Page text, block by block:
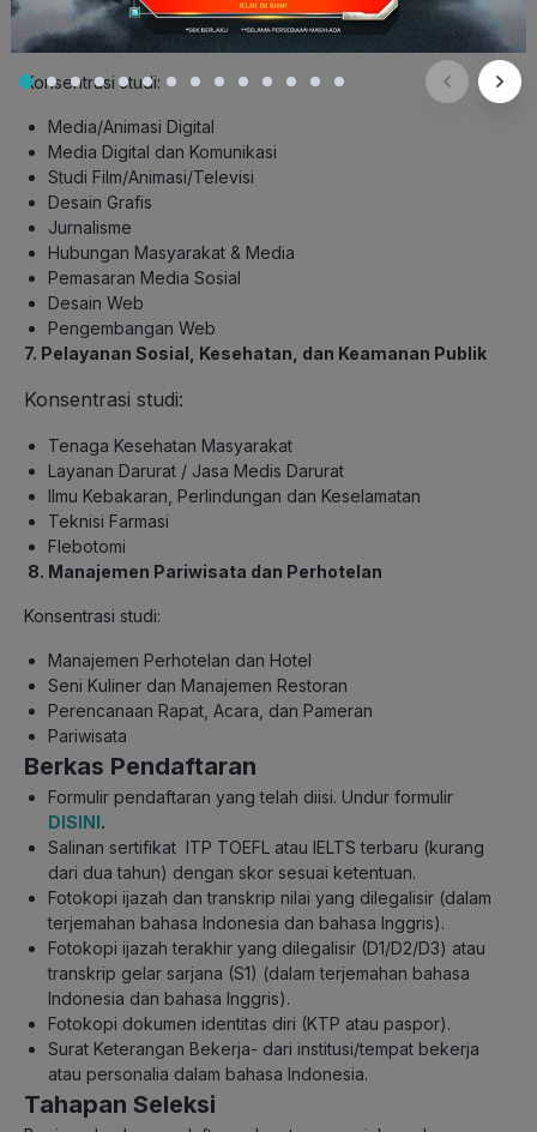
Teknologi Internetworking Komputer (CIT)
6. Media
Konsentrasi studi:
Media/Animasi Digital
Media Digital dan Komunikasi
Studi Film/Animasi/Televisi
Desain Grafis
Jurnalisme
Hubungan Masyarakat & Media
Pemasaran Media Sosial
Desain Web
Pengembangan Web
7. Pelayanan Sosial, Kesehatan, dan Keamanan Publik
Konsentrasi studi:
Tenaga Kesehatan Masyarakat
Layanan Darurat / Jasa Medis Darurat
Ilmu Kebakaran, Perlindungan dan Keselamatan
Teknisi Farmasi
Flebotomi
8. Manajemen Pariwisata dan Perhotelan
Konsentrasi studi:
Manajemen Perhotelan dan Hotel
Seni Kuliner dan Manajemen Restoran
Perencanaan Rapat, Acara, dan Pameran
Pariwisata
Berkas Pendaftaran
Formulir pendaftaran yang telah diisi. Undur formulir
DISINI.
Salinan sertifikat ITP TOEFL atau IELTS terbaru (kurang
dari dua tahun) dengan skor sesuai ketentuan.
Fotokopi ijazah dan transkrip nilai yang dilegalisir (dalam
terjemahan bahasa Indonesia dan bahasa Inggris).
Fotokopi ijazah terakhir yang dilegalisir (D1/D2/D3) atau
transkrip gelar sarjana (S1) (dalam terjemahan bahasa
Indonesia dan bahasa Inggris).
Fotokopi dokumen identitas diri (KTP atau paspor).
Surat Keterangan Bekerja- dari institusi/tempat bekerja
atau personalia dalam bahasa Indonesia.
Tahapan Seleksi